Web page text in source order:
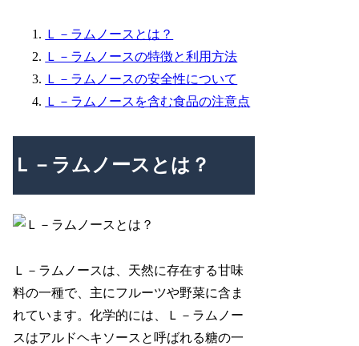
Ｌ－ラムノースとは？
Ｌ－ラムノースの特徴と利用方法
Ｌ－ラムノースの安全性について
Ｌ－ラムノースを含む食品の注意点
Ｌ－ラムノースとは？
Ｌ－ラムノースは、天然に存在する甘味
料の一種で、主にフルーツや野菜に含ま
れています。化学的には、Ｌ－ラムノー
スはアルドヘキソースと呼ばれる糖の一